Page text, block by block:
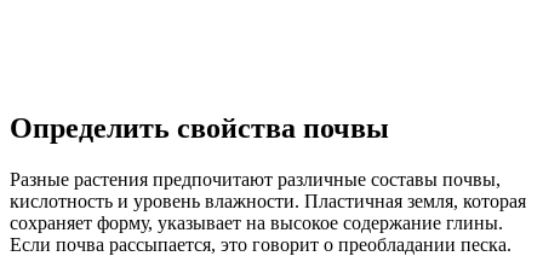
Определить свойства почвы
Разные растения предпочитают различные составы почвы,
кислотность и уровень влажности. Пластичная земля, которая
сохраняет форму, указывает на высокое содержание глины.
Если почва рассыпается, это говорит о преобладании песка.